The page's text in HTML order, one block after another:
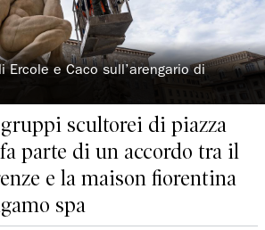
Ercole e Caco sull’arengario di
scultorei di piazza
parte di un accordo tra il
e la maison fiorentina
spa